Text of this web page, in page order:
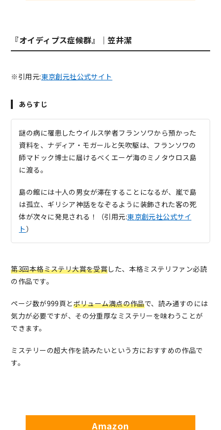
『オイディプス症候群』｜笠井潔
※引用元:東京創元社公式サイト
あらすじ
謎の病に罹患したウイルス学者フランソワから預かった
資料を、ナディア・モガールと矢吹駆は、フランソワの
師マドック博士に届けるべくエーゲ海のミノタウロス島
に渡る。
島の館には十人の男女が滞在することになるが、嵐で島
は孤立、ギリシア神話をなぞるように装飾された客の死
体が次々に発見される！（引用元:東京創元社公式サイ
ト）
第3回本格ミステリ大賞を受賞した、本格ミステリファン必読
の作品です。
ページ数が999頁とボリューム満点の作品で、読み通すのには
気力が必要ですが、その分重厚なミステリーを味わうことが
できます。
ミステリーの超大作を読みたいという方におすすめの作品で
す。
Amazon